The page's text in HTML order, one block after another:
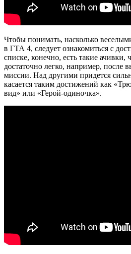
Чтобы понимать, насколько
в ГТА 4, следует ознакомиться с
списке, конечно, есть такие ачивки,
достаточно легко, например, после
миссии. Над другими придется
касается таким достижений как
вид» или «Герой-одиночка».